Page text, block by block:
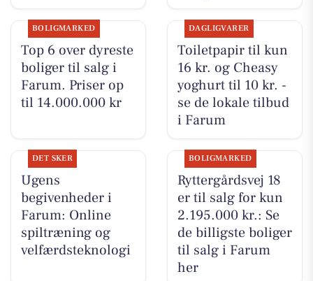
BOLIGMARKED
Top 6 over dyreste
boliger til salg i
Farum. Priser op
til 14.000.000 kr
DAGLIGVARER
Toiletpapir til kun
16 kr. og Cheasy
yoghurt til 10 kr. -
se de lokale tilbud
i Farum
DET SKER
Ugens
begivenheder i
Farum: Online
spiltræning og
velfærdsteknologi
BOLIGMARKED
Ryttergårdsvej 18
er til salg for kun
2.195.000 kr.: Se
de billigste boliger
til salg i Farum
her